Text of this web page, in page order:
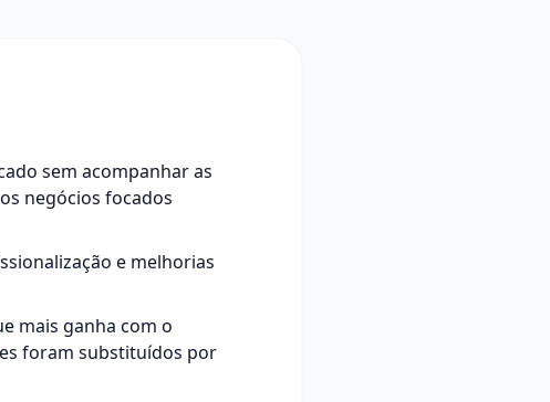
sem acompanhar as
negócios focados
e melhorias
mais ganha com o
foram substituídos por